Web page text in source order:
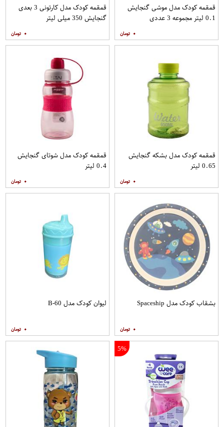
قمقمه کودک مدل موشی گنجایش
0.1 لیتر مجموعه 3 عددی
۰
قمقمه کودک مدل کارتونی 3 بعدی
گنجایش 350 میلی لیتر
۰
قمقمه کودک مدل بشکه گنجایش
0.65 لیتر
۰
قمقمه کودک مدل شوتای گنجایش
0.4 لیتر
۰
بشقاب کودک مدل Spaceship
۰
لیوان کودک مدل B-60
۰
5%